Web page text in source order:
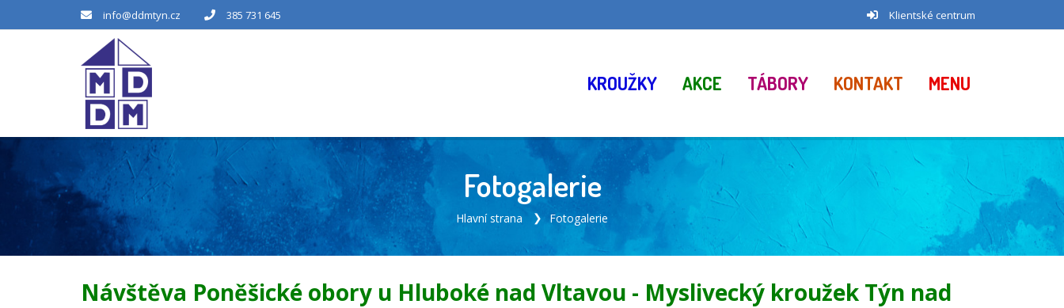
info@ddmtyn.cz 385 731 645 Klientské centrum
KROUŽKY AKCE TÁBORY KONTAKT MENU
Fotogalerie
Hlavní strana Fotogalerie
Návštěva Poněšické obory u Hluboké nad Vltavou - Myslivecký kroužek Týn nad